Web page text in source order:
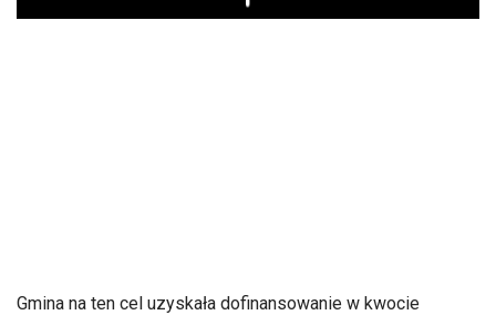
Play
Gmina na ten cel uzyskała dofinansowanie w kwocie